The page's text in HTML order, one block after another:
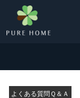
よくある質問Ｑ＆Ａ